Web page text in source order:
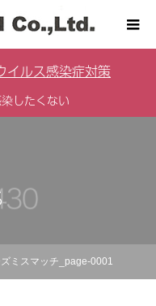
イルス感染症対策
したくない
ミスマッチ_page-0001